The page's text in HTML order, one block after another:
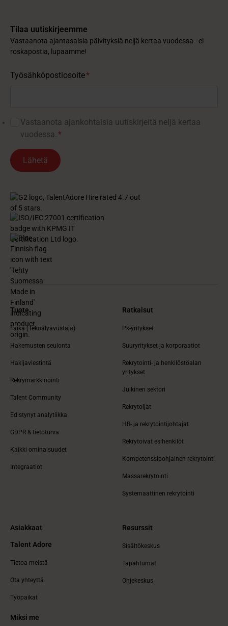
Tilaa uutiskirjeemme
Vastaanota ajantasaisia päivityksiä neljä kertaa vuodessa - ei
roskapostia, lupaamme!
Työsähköpostiosoite*
Vastaanota ajankohtaisia ​​uutiskirjeitä neljä kertaa
vuodessa. *
Tuote
Taika (Tekoälyavustaja)
Hakemusten seulonta
Hakijaviestintä
Rekrymarkkinointi
Talent Community
Edistynyt analytiikka
GDPR & tietoturva
Kaikki ominaisuudet
Integraatiot
Ratkaisut
Pk-yritykset
Suuryritykset ja korporaatiot
Rekrytointi- ja henkilöstöalan
yritykset
Julkinen sektori
Rekrytoijat
HR- ja rekrytointijohtajat
Rekrytoivat esihenkilöt
Kompetenssipohjainen rekrytointi
Massarekrytointi
Systemaattinen rekrytointi
Asiakkaat
Talent Adore
Tietoa meistä
Ota yhteyttä
Työpaikat
Miksi me
Resurssit
Sisältökeskus
Tapahtumat
Ohjekeskus